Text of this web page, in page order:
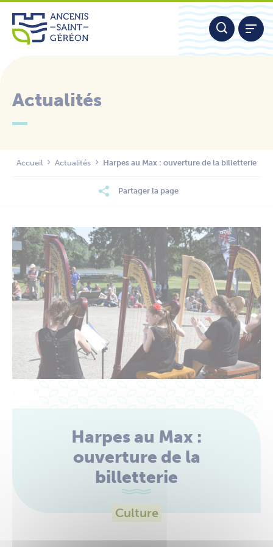
Aller
contenu
Actualités
Accueil Actualités Harpes au Max : ouverture de la billetterie
Partager la page
Harpes au Max :
ouverture de la
billetterie
Culture
Panneau de gestion des cookies